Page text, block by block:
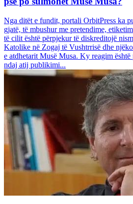
Nga ditët e fundit, portali OrbitPress ka
gjatë, të mbushur me pretendime,
të cilit është përpjekur të diskreditojë
Katolike në Zogaj të Vushtrrisë dhe
e atdhetarit Musë Musa. Ky reagim
ndaj atij publikimi...